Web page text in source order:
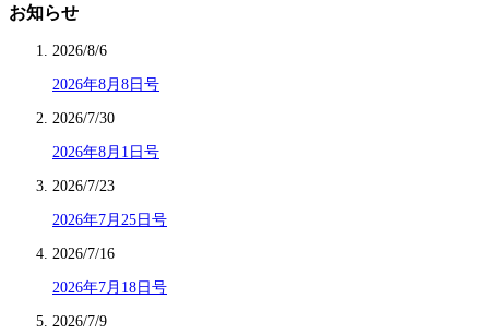
お知らせ
2026/8/6
2026年8月8日号
2026/7/30
2026年8月1日号
2026/7/23
2026年7月25日号
2026/7/16
2026年7月18日号
2026/7/9